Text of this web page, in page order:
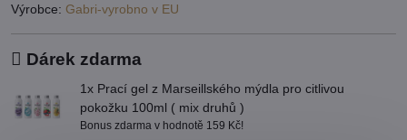
Výrobce: Gabri-vyrobno v EU
Dárek zdarma
1x Prací gel z Marseillského mýdla pro citlivou
pokožku 100ml ( mix druhů )
Bonus zdarma v hodnotě 159 Kč!